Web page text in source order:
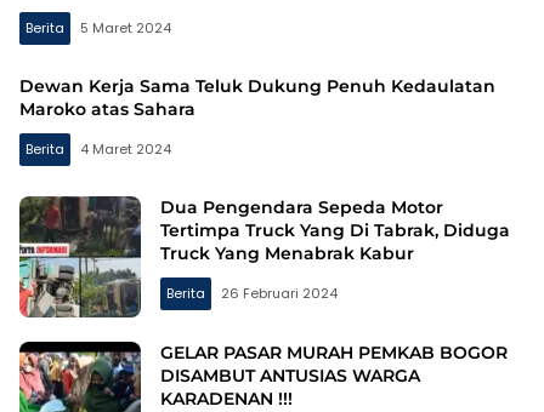
Berita 5 Maret 2024
Dewan Kerja Sama Teluk Dukung Penuh Kedaulatan
Maroko atas Sahara
Berita 4 Maret 2024
Dua Pengendara Sepeda Motor
Tertimpa Truck Yang Di Tabrak, Diduga
Truck Yang Menabrak Kabur
Berita 26 Februari 2024
GELAR PASAR MURAH PEMKAB BOGOR
DISAMBUT ANTUSIAS WARGA
KARADENAN !!!